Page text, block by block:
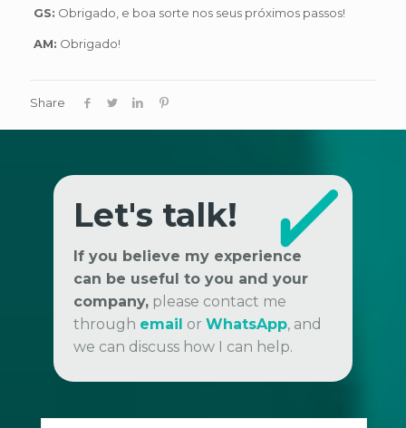
GS: Obrigado, e boa sorte nos seus próximos passos!
AM: Obrigado!
Share
Let's talk!
If you believe my experience
can be useful to you and your
company, please contact me
through email or WhatsApp, and
we can discuss how I can help.